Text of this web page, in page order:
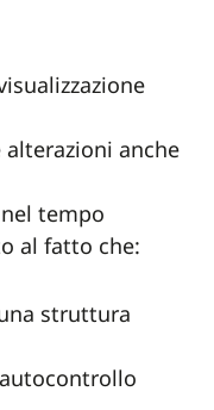
anche
tempo
al fatto che:
struttura